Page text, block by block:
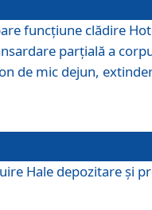
funcţiune clădire
parţială a
de mic dejun,
Hale depozitare şi